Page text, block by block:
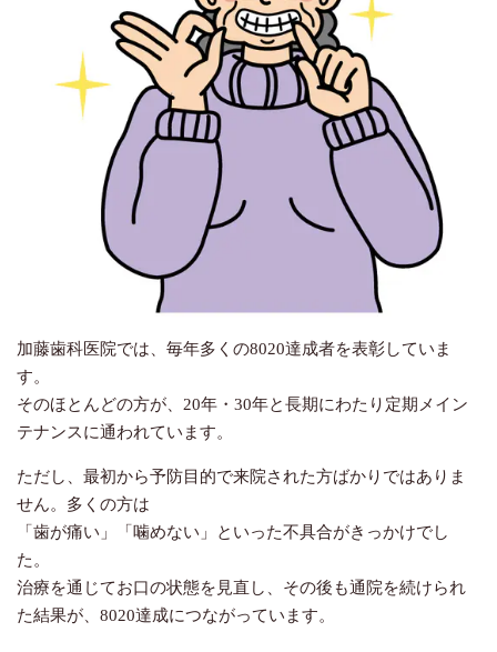
加藤歯科医院では、毎年多くの8020達成者を表彰していま
す。
そのほとんどの方が、 20年・ 30年と長期にわたり定期メイン
テナンスに通われています。
ただし、最初から予防目的で来院された方ばかりではありま
せん。 多くの方は
「歯が痛い」「噛めない」といった不具合がきっかけでし
た。
治療を通じてお口の状態を見直し、 その後も通院を続けられ
た結果が、 8020達成につながっています。